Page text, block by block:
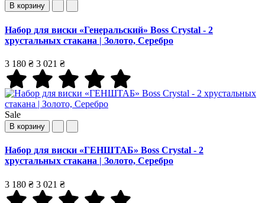
В корзину
Набор для виски «Генеральский» Boss Crystal - 2
хрустальных стакана | Золото, Серебро
3 180 ₴ 3 021 ₴
Sale
В корзину
Набор для виски «ГЕНШТАБ» Boss Crystal - 2
хрустальных стакана | Золото, Серебро
3 180 ₴ 3 021 ₴